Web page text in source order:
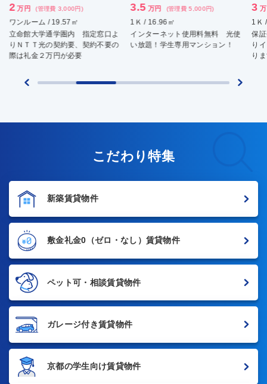
3.5 万円 (管理費 5,000円)
1Ｋ / 16.96㎡
インターネット使用料無料 光使
い放題！学生専用マンション！
3 万円 (管理費 4,000円)
1Ｋ / 18.55㎡
保証会社の加入必要 指定窓口よ
りインターネット加入が条件とな
3.1
1Ｋ
佛
専
す。
こだわり特集
新築賃貸物件
敷金礼金0 （ゼロ・なし）賃貸物件
ペット可・相談賃貸物件
ガレージ付き賃貸物件
京都の学生向け賃貸物件